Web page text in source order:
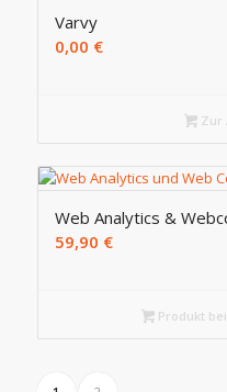
Varvy
0,00 €
Zur
Web Analytics &
59,90 €
Produkt